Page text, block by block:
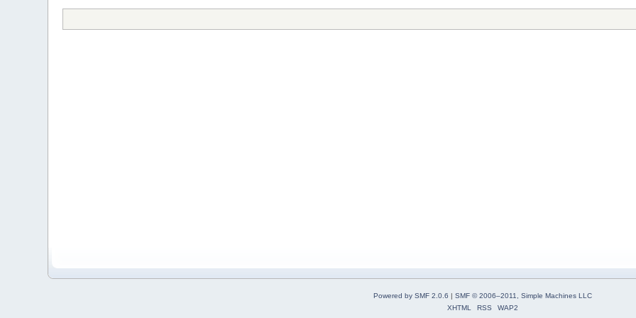
Powered by SMF 2.0.6 | SMF © 2006–2011, Simple Machines LLC
XHTML
RSS WAP2